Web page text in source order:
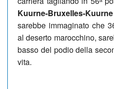
Kuurne-Bruxelles-Kuurne
sarebbe immaginato che
al deserto marocchino,
basso del podio della
vita.